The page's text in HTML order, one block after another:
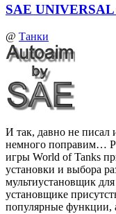
SAE
@ Танки
И так, давно не писал
немного поправим…
игры World of Tanks
установки и выбора
мультиустановщик
установщике
популярные